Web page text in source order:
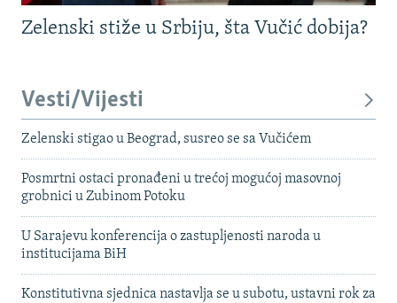
Zelenski stiže u Srbiju, šta Vučić dobija?
Vesti/Vijesti
Zelenski stigao u Beograd, susreo se sa Vučićem
Posmrtni ostaci pronađeni u trećoj mogućoj masovnoj
grobnici u Zubinom Potoku
U Sarajevu konferencija o zastupljenosti naroda u
institucijama BiH
Konstitutivna sjednica nastavlja se u subotu, ustavni rok za